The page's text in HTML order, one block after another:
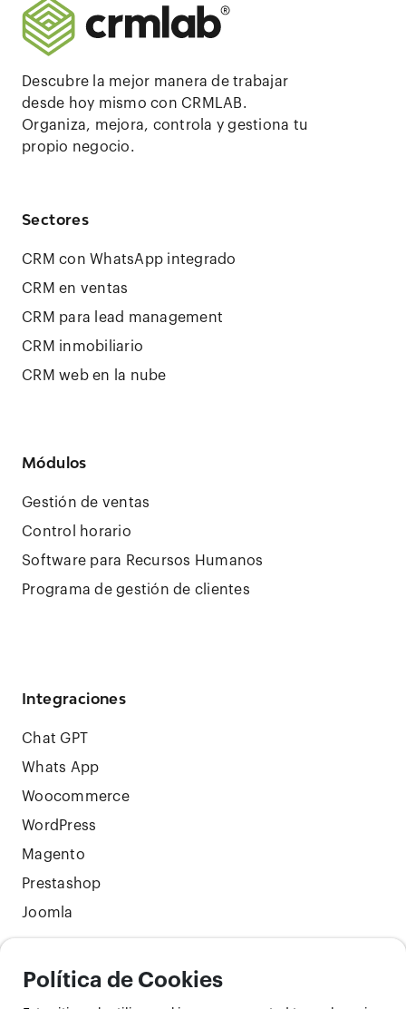
Descubre la mejor manera de trabajar
desde hoy mismo con CRMLAB.
Organiza, mejora, controla y gestiona tu
propio negocio.
Sectores
CRM con WhatsApp integrado
CRM en ventas
CRM para lead management
CRM inmobiliario
CRM web en la nube
Módulos
Gestión de ventas
Control horario
Software para Recursos Humanos
Programa de gestión de clientes
Integraciones
Chat GPT
Whats App
Woocommerce
WordPress
Magento
Prestashop
Joomla
Síguenos
Política de Cookies